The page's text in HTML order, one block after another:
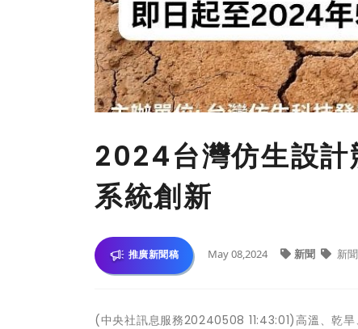
2024台灣仿生設計
系統創新
推廣新聞稿 May 08,2024 新聞 新
(中央社訊息服務20240508 11:43:01)高溫、乾